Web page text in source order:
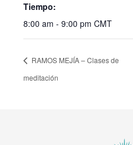
Tiempo:
8:00 am - 9:00 pm CMT
RAMOS MEJÍA – Clases de
meditación